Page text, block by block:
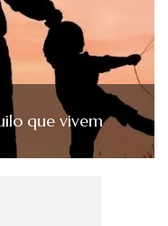
que vivem